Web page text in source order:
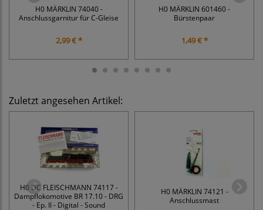
H0 MÄRKLIN 74040 -
Anschlussgarnitur für C-Gleise
2,99 € *
H0 MÄRKLIN 601460 -
Bürstenpaar
1,49 € *
Zuletzt angesehen Artikel:
H0 DC FLEISCHMANN 74117 -
Dampflokomotive BR 17.10 - DRG
- Ep. II - Digital - Sound
H0 MÄRKLIN 74121 -
Anschlussmast